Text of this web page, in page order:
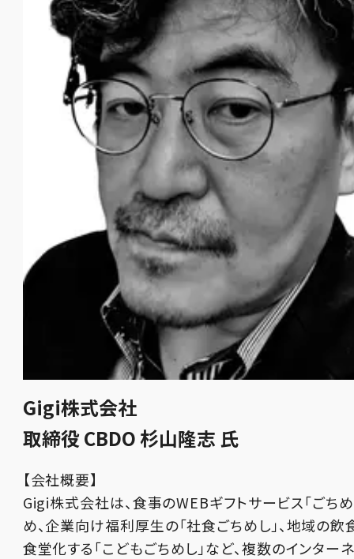
Gigi株式会社
取締役 CBDO 杉山隆志 氏
【会社概要】
Gigi株式会社は、食事のWEBギフトサービス「ごち
め、企業向け福利厚生の「社食ごちめし」、地域の
食堂化する「こどもごちめし」など、複数のインター